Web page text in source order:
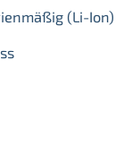
(Li-Ion)